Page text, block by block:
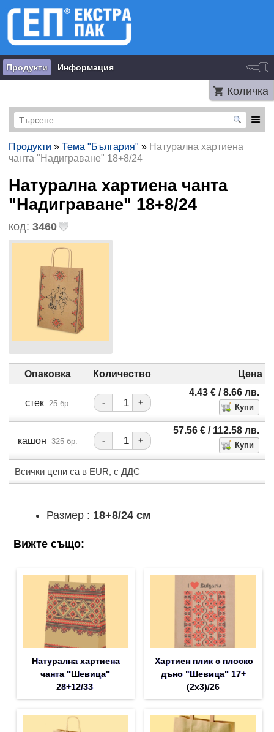
Продукти Информация
Количка
Продукти » Тема "България" » Натурална хартиена
чанта "Надиграване" 18+8/24
Натурална хартиена чанта
"Надиграване" 18+8/24
код: 3460
Опаковка Количество Цена
стек 25 бр. - +
4.43 €/ 8.66 лв.
кашон 325 бр. - +
57.56 €/ 112.58 лв.
Всички цени са в EUR, с ДДС
Размер : 18+8/24 см
Вижте също:
Натурална хартиена
чанта "Шевица"
28+12/33
Хартиен плик с плоско
дъно "Шевица" 17+
(2х3)/26